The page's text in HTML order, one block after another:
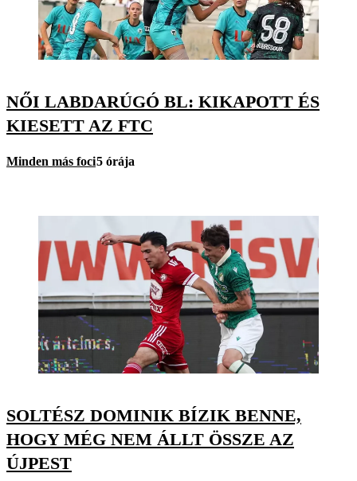
NŐI LABDARÚGÓ BL: KIKAPOTT ÉS
KIESETT AZ FTC
Minden más foci5 órája
SOLTÉSZ DOMINIK BÍZIK BENNE,
HOGY MÉG NEM ÁLLT ÖSSZE AZ
ÚJPEST